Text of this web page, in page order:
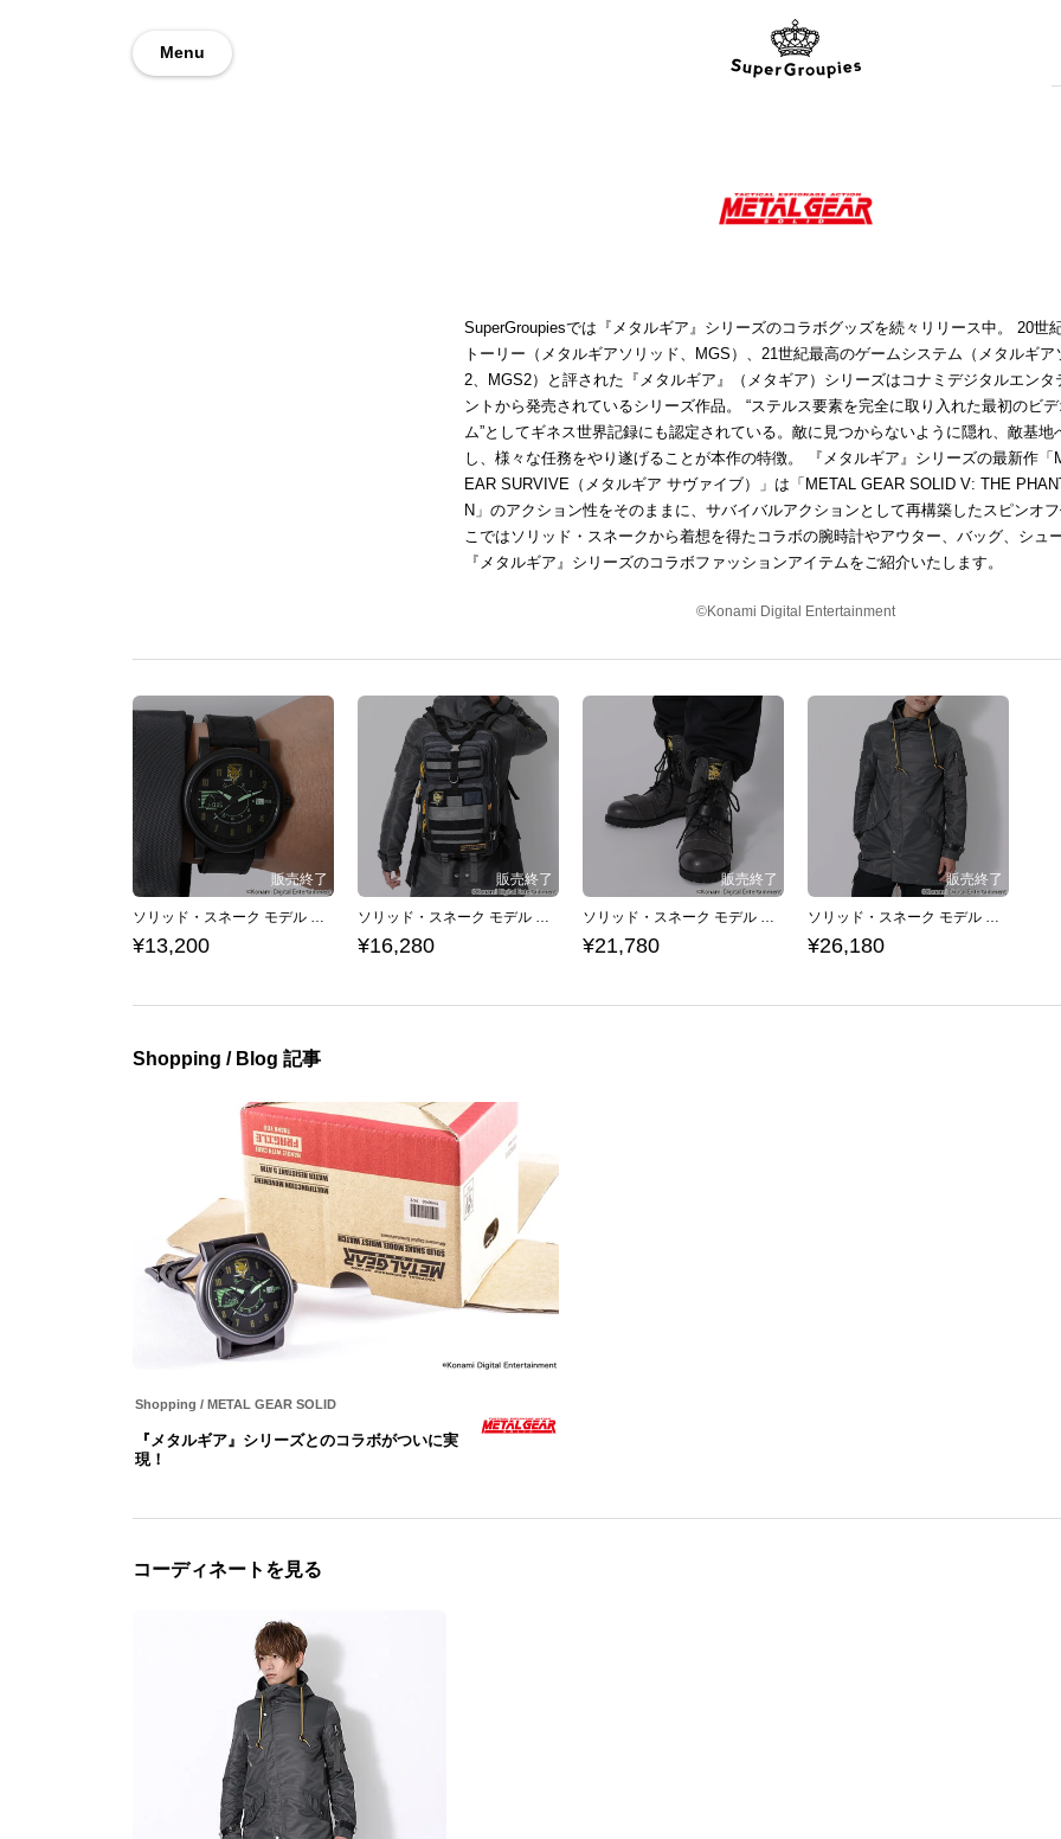
Menu
SuperGroupiesでは『メタルギア』シリーズのコラボグッズを続々リリース中。 20世
トーリー（メタルギアソリッド、MGS）、21世紀最高のゲームシステム（メタルギア
2、MGS2）と評された『メタルギア』（メタギア）シリーズはコナミデジタルエンタ
ントから発売されているシリーズ作品。 “ステルス要素を完全に取り入れた最初のビ
ム”としてギネス世界記録にも認定されている。敵に見つからないように隠れ、敵基地
し、様々な任務をやり遂げることが本作の特徴。 『メタルギア』シリーズの最新作「
EAR SURVIVE（メタルギア サヴァイブ）」は「METAL GEAR SOLID V: THE
N」のアクション性をそのままに、サバイバルアクションとして再構築したスピンオ
こではソリッド・スネークから着想を得たコラボの腕時計やアウター、バッグ、シュ
『メタルギア』シリーズのコラボファッションアイテムをご紹介いたします。
©Konami Digital Entertainment
ソリッド・スネーク モデル 腕時計 METAL GEAR SOLID メタルギアソリッド
¥13,200
ソリッド・スネーク モデル リュック METAL GEAR SOLID メタルギアソリッド
¥16,280
ソリッド・スネーク モデル ブーツ METAL GEAR SOLID メタルギアソリッド
¥21,780
ソリッド・スネーク モデル モッズコート METAL GEAR SOLID メタルギアソリッド
¥26,180
Shopping / Blog 記事
Shopping / METAL GEAR SOLID
『メタルギア』シリーズとのコラボがついに実
現！
コーディネートを見る